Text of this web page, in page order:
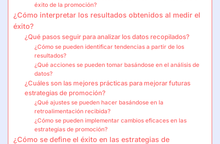
éxito de la promoción?
¿Cómo interpretar los resultados obtenidos al medir el
éxito?
¿Qué pasos seguir para analizar los datos recopilados?
¿Cómo se pueden identificar tendencias a partir de los
resultados?
¿Qué acciones se pueden tomar basándose en el análisis de
datos?
¿Cuáles son las mejores prácticas para mejorar futuras
estrategias de promoción?
¿Qué ajustes se pueden hacer basándose en la
retroalimentación recibida?
¿Cómo se pueden implementar cambios eficaces en las
estrategias de promoción?
¿Cómo se define el éxito en las estrategias de